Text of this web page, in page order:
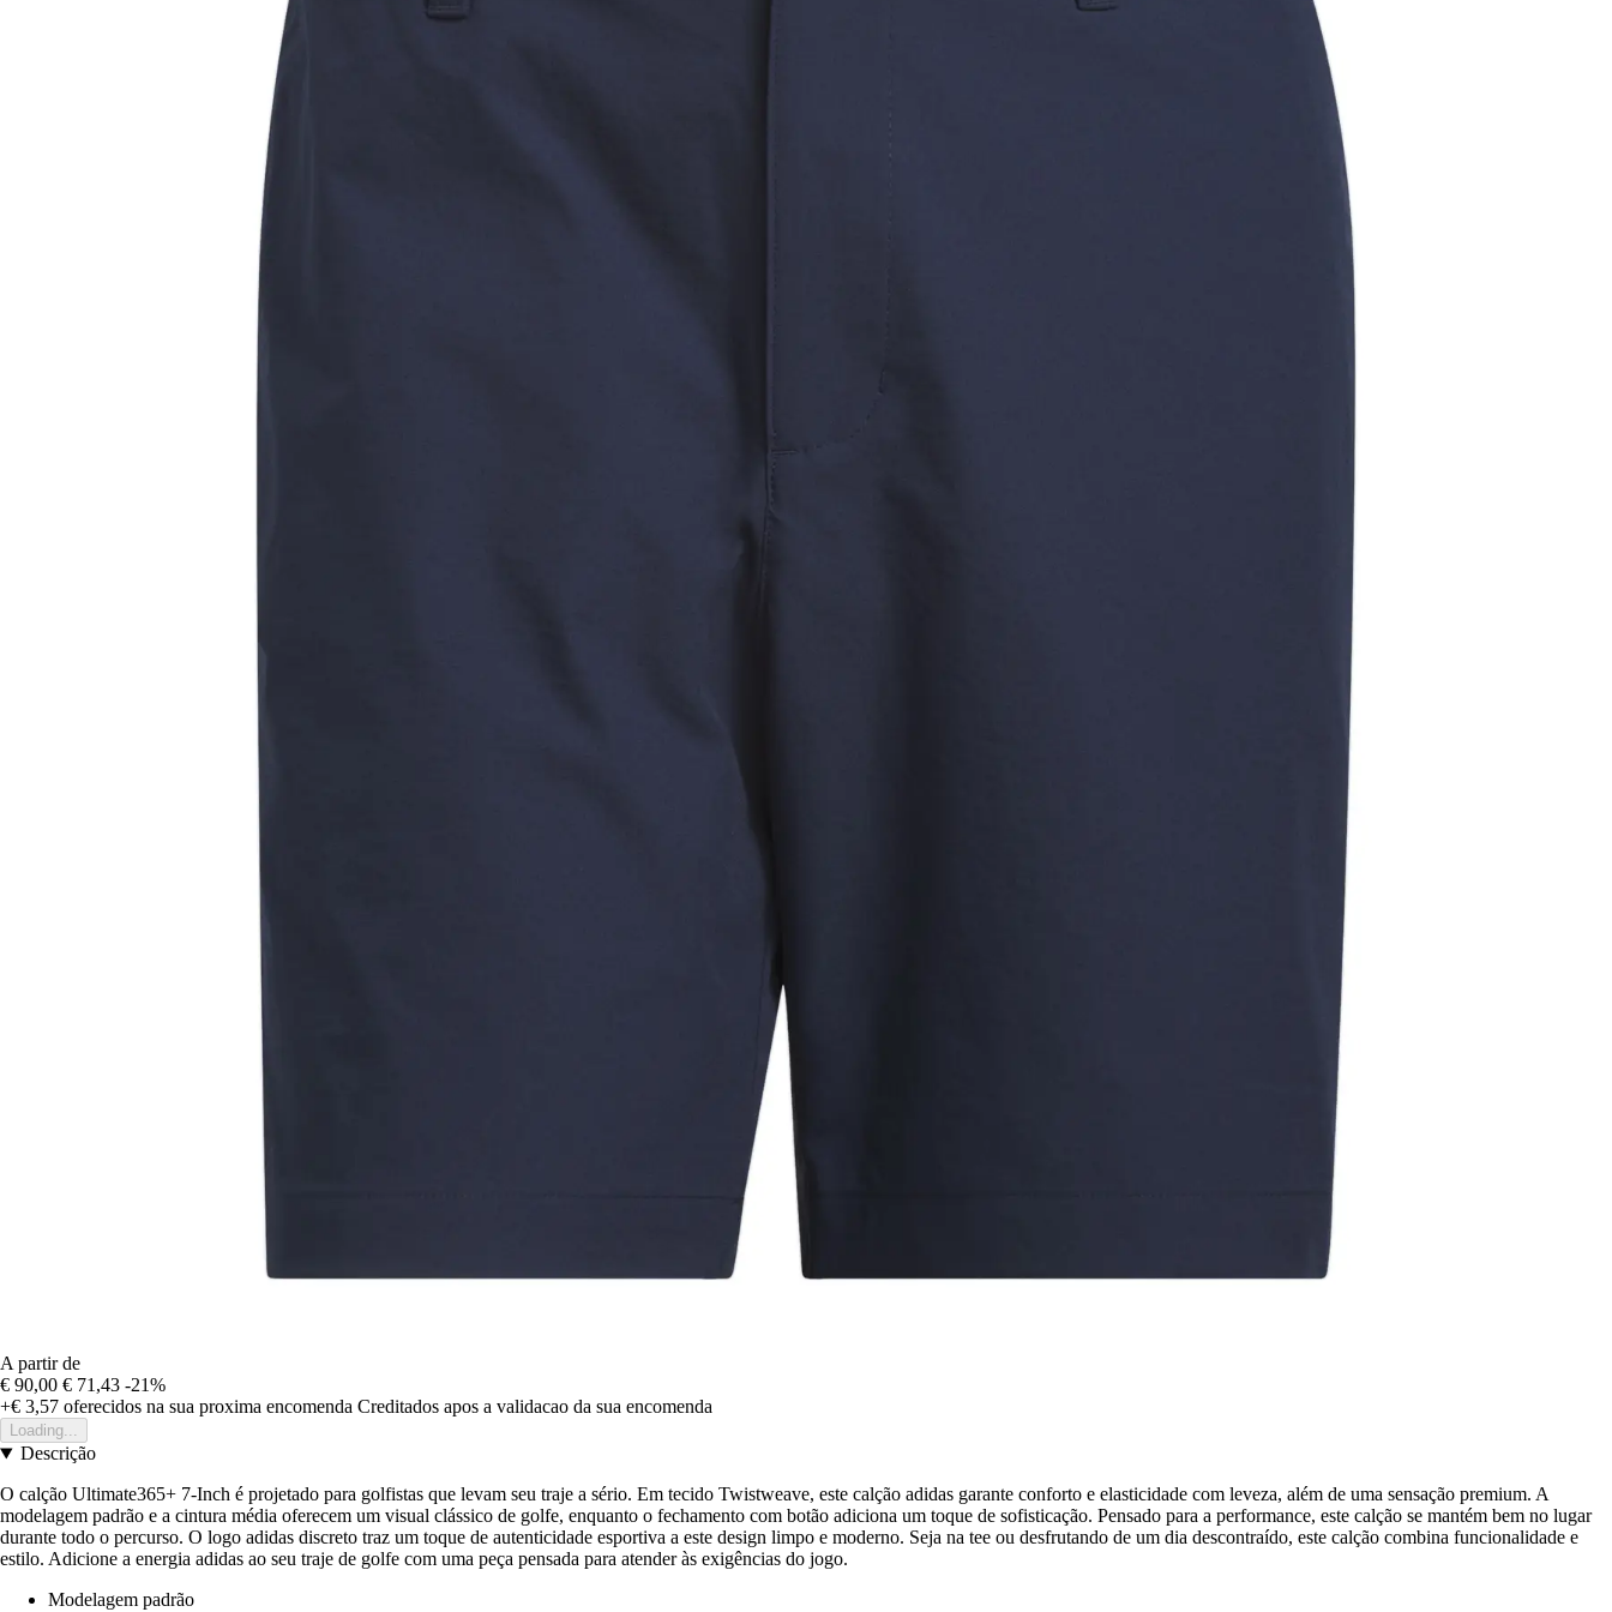
A partir de
€ 90,00 € 71,43 -21%
+€ 3,57 oferecidos na sua proxima encomenda Creditados apos a validacao da sua encomenda
Loading...
Descrição
O calção Ultimate365+ 7-Inch é projetado para golfistas que levam seu traje a sério. Em tecido Twistweave, este calção adidas garante conforto e elasticidade com leveza, além de uma sensação premium. A
modelagem padrão e a cintura média oferecem um visual clássico de golfe, enquanto o fechamento com botão adiciona um toque de sofisticação. Pensado para a performance, este calção se mantém bem no lugar
durante todo o percurso. O logo adidas discreto traz um toque de autenticidade esportiva a este design limpo e moderno. Seja na tee ou desfrutando de um dia descontraído, este calção combina funcionalidade e
estilo. Adicione a energia adidas ao seu traje de golfe com uma peça pensada para atender às exigências do jogo.
Modelagem padrão